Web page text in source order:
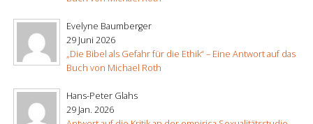
Evelyne Baumberger
29 Juni 2026
„Die Bibel als Gefahr für die Ethik“ – Eine Antwort auf das
Buch von Michael Roth
Hans-Peter Glahs
29 Jan. 2026